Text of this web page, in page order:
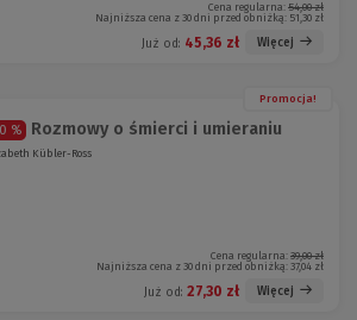
Cena regularna: 54,00 zł
Najniższa cena z 30 dni przed obniżką: 51,30 zł
Już od: 45,36 zł Więcej
Promocja!
% Rozmowy o śmierci i umieraniu
Kübler-Ross
Cena regularna: 39,00 zł
Najniższa cena z 30 dni przed obniżką: 37,04 zł
Już od: 27,30 zł Więcej